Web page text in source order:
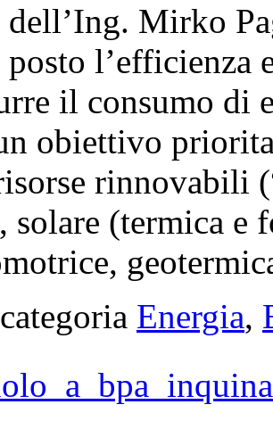
dell’Ing. Mirko
l’efficienza
il consumo di
obiettivo
rinnovabili
solare (termica e
Energia,